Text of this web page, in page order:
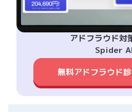
アドフラウド対
Spider
無料アドフラウド